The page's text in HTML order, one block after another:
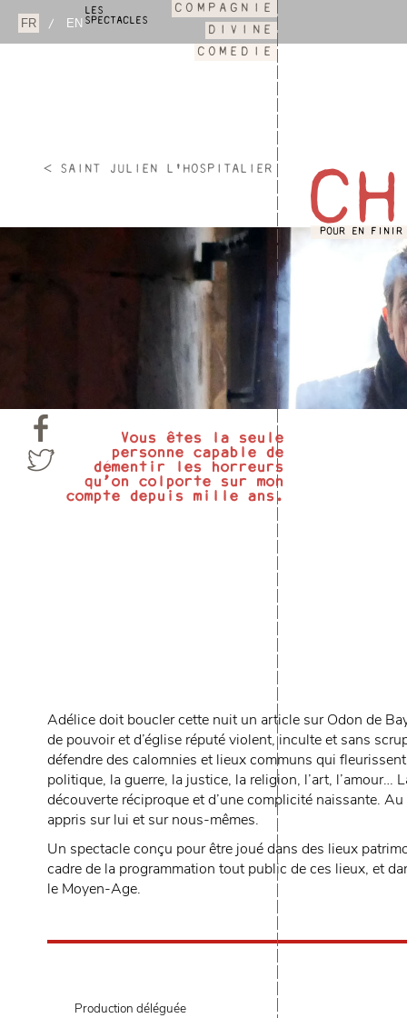
/
LES
SPECTACLES
COMPAGNIE
DIVINE
COMEDIE
< SAINT JULIEN L'HOSPITALIER
POUR EN FINIR
Vous êtes la seule
personne capable de
démentir les horreurs
qu’on colporte sur mon
compte depuis mille ans.
Adélice doit boucler cette nuit un article sur Odon de
de pouvoir et d’église réputé violent, inculte et sans
défendre des calomnies et lieux communs qui
politique, la guerre, la justice, la religion, l’art, l’amour…
découverte réciproque et d’une complicité naissante.
appris sur lui et sur nous-mêmes.
Un spectacle conçu pour être joué dans des lieux
cadre de la programmation tout public de ces lieux, et
le Moyen-Age.
Production déléguée